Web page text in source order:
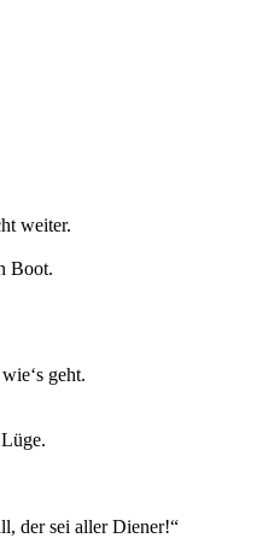
weiter.
Boot.
geht.
der sei aller Diener!“